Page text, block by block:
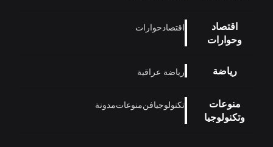
اقتصاد
وحوارات
اقتصادحوارات
رياضة رياضة عراقية
منوعات
وتكنولوجيا
تكنولوجيافنمنوعاتمدونة